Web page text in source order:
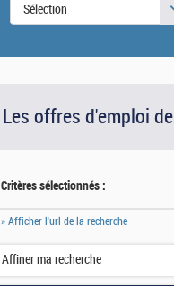
Sélection
Les offres d'emploi
Critères sélectionnés :
» Afficher l'url de la recherche
Affiner ma recherche